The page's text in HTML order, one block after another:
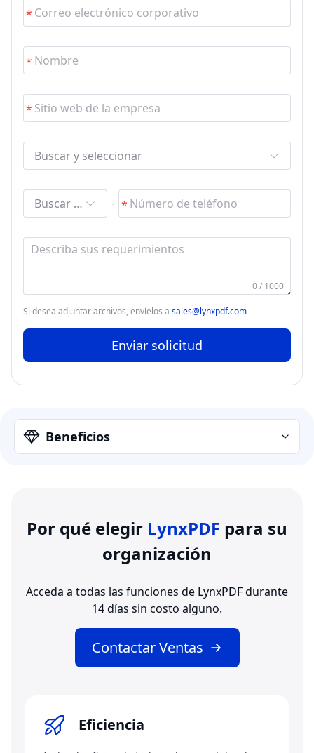
Buscar y seleccionar
Buscar y seleccionar -
0 / 1000
Si desea adjuntar archivos, envíelos a sales@lynxpdf.com
Enviar solicitud
Beneficios
Por qué elegir LynxPDF para su
organización
Contactar Ventas
Acceda a todas las funciones de LynxPDF durante
14 días sin costo alguno.
Eficiencia